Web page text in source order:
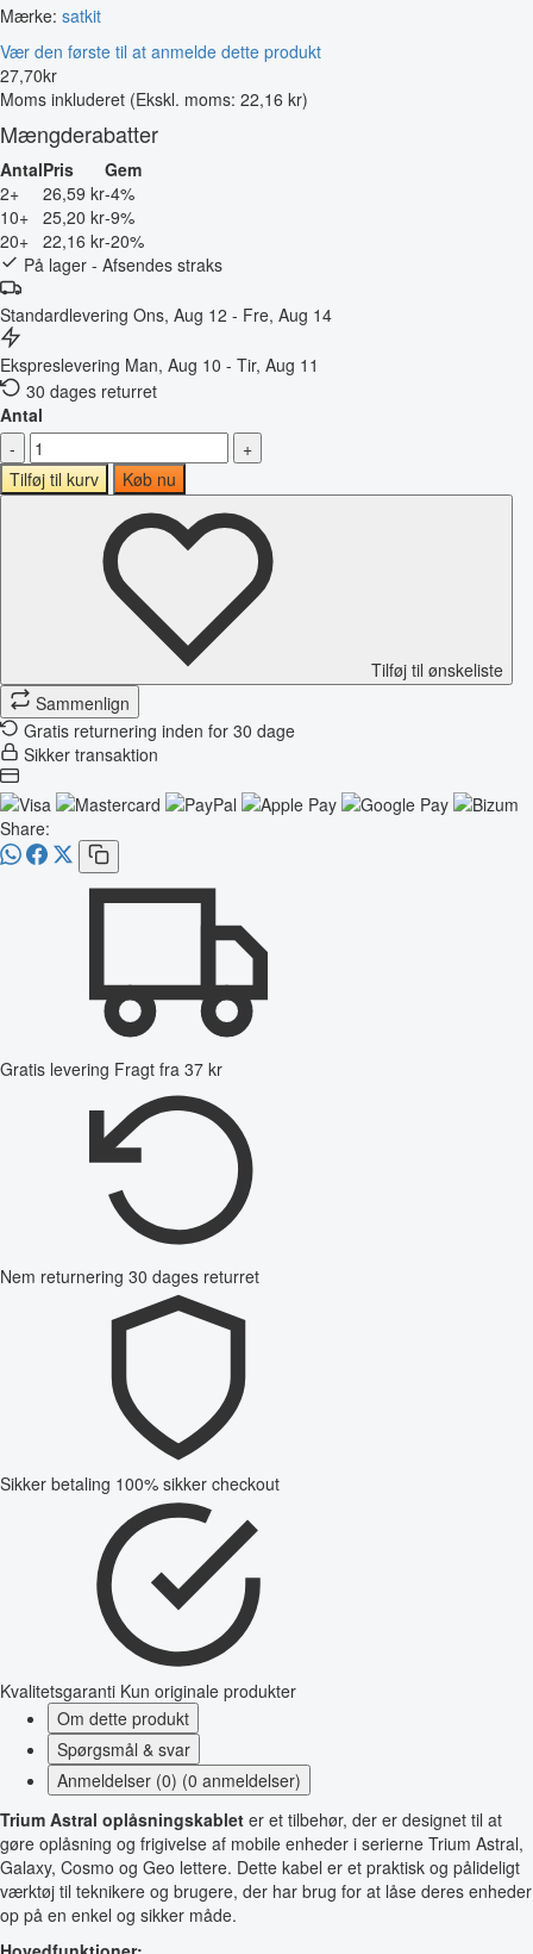
Mærke: satkit
Vær den første til at anmelde dette produkt
27,70kr
Moms inkluderet (Ekskl. moms: 22,16 kr)
Mængderabatter
AntalPris
Gem
2+
26,59 kr-4%
10+ 25,20 kr-9%
20+ 22,16 kr-20%
På lager - Afsendes straks
Standardlevering Ons, Aug 12 - Fre, Aug 14
Ekspreslevering Man, Aug 10 - Tir, Aug 11
30 dages returret
Antal
-
+
Tilføj til kurv
Køb nu
Tilføj til ønskeliste
Sammenlign
Gratis returnering inden for 30 dage
Sikker transaktion
Share:
Gratis levering Fragt fra 37 kr
Nem returnering 30 dages returret
Sikker betaling 100% sikker checkout
Kvalitetsgaranti Kun originale produkter
Om dette produkt
Spørgsmål & svar
Anmeldelser (0) (0 anmeldelser)
Trium Astral oplåsningskablet er et tilbehør, der er designet til at
gøre oplåsning og frigivelse af mobile enheder i serierne Trium Astral,
Galaxy, Cosmo og Geo lettere. Dette kabel er et praktisk og pålideligt
værktøj til teknikere og brugere, der har brug for at låse deres enheder
op på en enkel og sikker måde.